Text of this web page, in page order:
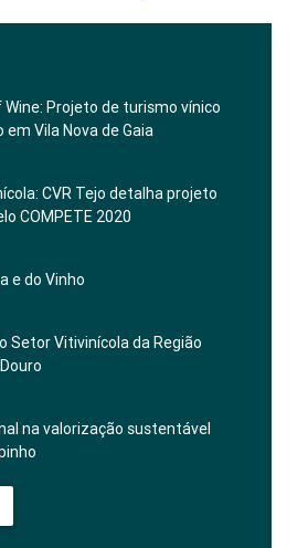
Wine: Projeto de turismo vínico
Vila Nova de Gaia
CVR Tejo detalha projeto
COMPETE 2020
e do Vinho
Setor Vitivinícola da Região
na valorização sustentável